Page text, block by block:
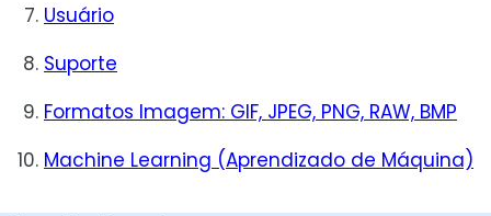
Usuário
Suporte
Formatos Imagem: GIF, JPEG, PNG, RAW, BMP
Machine Learning (Aprendizado de Máquina)